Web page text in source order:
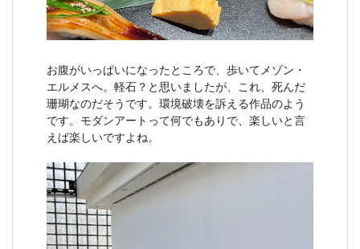
お腹がいっぱいになったところで、歩いてメゾン・
エルメスへ。軽石？と思いましたが、これ、死んだ
珊瑚なのだそうです。環境破壊を訴える作品のよう
です。モダンアートって何でもありで、楽しいと言
えば楽しいですよね。